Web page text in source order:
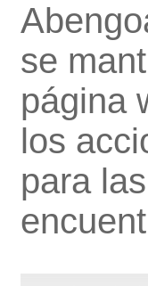
se
página
los
para